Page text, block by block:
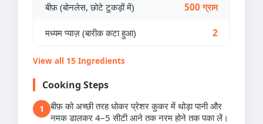
बीफ़ (बोनलेस, छोटे टुकड़ों में) 500 ग्राम
मध्यम प्याज़ (बारीक कटा हुआ) 2
View all 15 Ingredients
Cooking Steps
1
बीफ़ को अच्छी तरह धोकर प्रेशर कुकर में थोड़ा पानी और
नमक डालकर 4–5 सीटी आने तक नरम होने तक पका लें।